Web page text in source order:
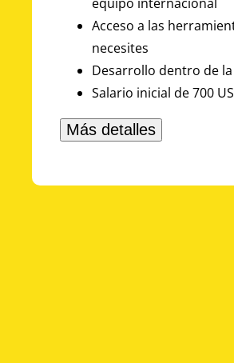
Acceso a las
necesites
Desarrollo dentro de
Salario inicial de 700
Más detalles